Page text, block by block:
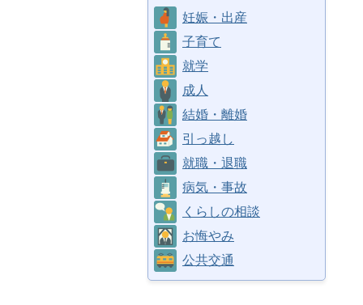
妊娠・出産
子育て
就学
成人
結婚・離婚
引っ越し
就職・退職
病気・事故
くらしの相談
お悔やみ
公共交通